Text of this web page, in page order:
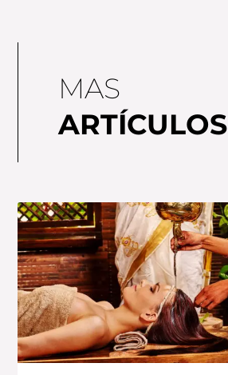
MAS
ARTÍCULOS